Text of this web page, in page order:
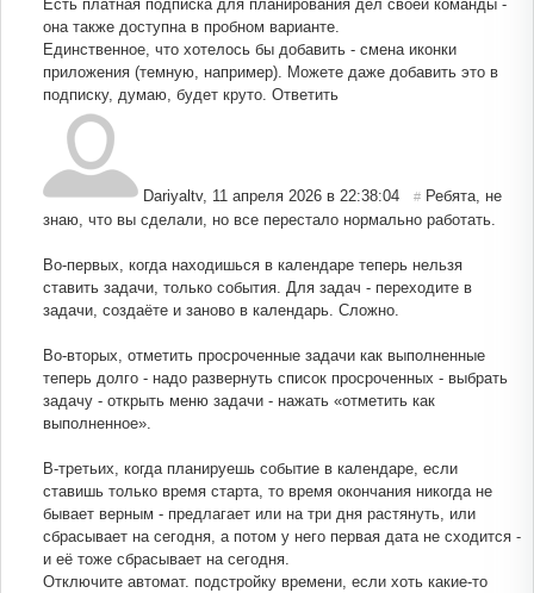
Есть платная подписка для планирования дел своей команды -
она также доступна в пробном варианте.
Единственное, что хотелось бы добавить - смена иконки
приложения (темную, например). Можете даже добавить это в
подписку, думаю, будет круто. Ответить
Dariyaltv, 11 апреля 2026 в 22:38:04 # Ребята, не
знаю, что вы сделали, но все перестало нормально работать.
Во-первых, когда находишься в календаре теперь нельзя
ставить задачи, только события. Для задач - переходите в
задачи, создаёте и заново в календарь. Сложно.
Во-вторых, отметить просроченные задачи как выполненные
теперь долго - надо развернуть список просроченных - выбрать
задачу - открыть меню задачи - нажать «отметить как
выполненное».
В-третьих, когда планируешь событие в календаре, если
ставишь только время старта, то время окончания никогда не
бывает верным - предлагает или на три дня растянуть, или
сбрасывает на сегодня, а потом у него первая дата не сходится -
и её тоже сбрасывает на сегодня.
Отключите автомат. подстройку времени, если хоть какие-то